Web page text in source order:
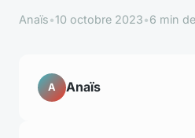
Anaïs•10 octobre 2023•6 min
A Anaïs